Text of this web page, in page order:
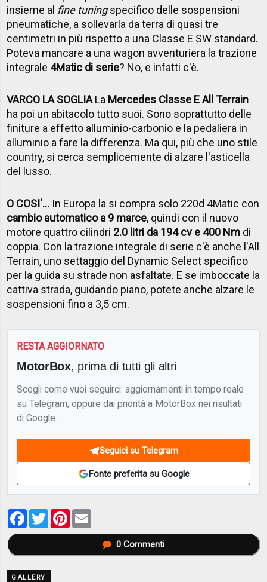
insieme al fine tuningspecifico delle sospensioni
pneumatiche, a sollevarla da terra di quasi tre
centimetri in più rispetto a una Classe E SW standard.
Poteva mancare a una wagon avventuriera la trazione
integrale 4Matic di serie? No, e infatti c'è.
VARCO LA SOGLIALa Mercedes Classe E All Terrain
ha poi un abitacolo tutto suoi. Sono soprattutto delle
finiture a effetto alluminio-carbonio e la pedaliera in
alluminio a fare la differenza. Ma qui, più che uno stile
country, si cerca semplicemente di alzare l'asticella
del lusso.
O COSI'... In Europa la si compra solo 220d 4Matic con
cambio automatico a 9 marce, quindi con il nuovo
motore quattro cilindri 2.0 litri da 194 cv e 400 Nm di
coppia. Con la trazione integrale di serie c'è anche l'All
Terrain, uno settaggio del Dynamic Select specifico
per la guida su strade non asfaltate. E se imboccate la
cattiva strada, guidando piano, potete anche alzare le
sospensioni fino a 3,5 cm.
RESTA AGGIORNATO
MotorBox, prima di tutti gli altri
Scegli come vuoi seguirci: aggiornamenti in tempo reale
su Telegram, oppure dai priorità a MotorBox nei risultati
di Google.
Seguici su Telegram
Fonte preferita su Google
Facebook
TwitterPinterest
0Commenti
GALLERY